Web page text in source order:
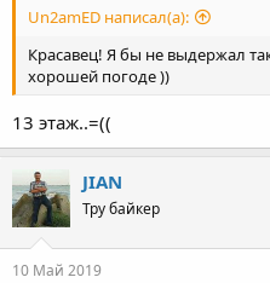
Un2amED написал(а):
Красавец! Я бы не выдержал
хорошей погоде ))
13 этаж..=((
JIAN
Тру байкер
10 Май 2019